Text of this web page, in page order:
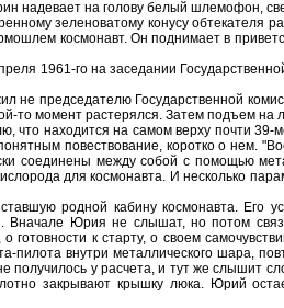
надевает на голову белый шлемофон,
зеленоватому конусу обтекателя
космонавт. Он поднимает в
1961-го на заседании
председателю Государственной
то момент растерялся. Затем подъем
находится на самом верху почти 39-
повествование, коротко о нем.
соединены между собой с помощью
для космонавта. И несколько
родной кабину космонавта. Его
Вначале Юрия не слышат, но потом
к старту, о своем
пилота внутри металлического шара,
у расчета, и тут же слышит
закрывают крышку люка. Юрий